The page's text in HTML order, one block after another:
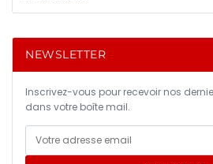
NEWSLETTER
Inscrivez-vous pour recevoir nos
dans votre boîte mail.